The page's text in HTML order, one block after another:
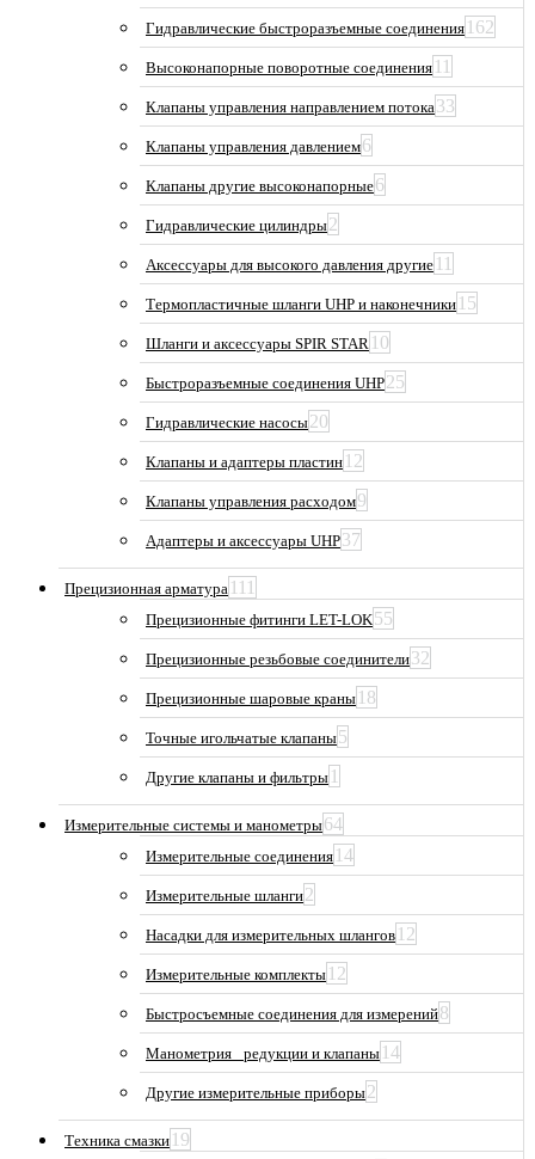
Гидравлические быстроразъемные соединения 162
Высоконапорные поворотные соединения 11
Клапаны управления направлением потока33
Клапаны управления давлением6
Клапаны другие высоконапорные6
Гидравлические цилиндры2
Аксессуары для высокого давления другие 11
Термопластичные шланги UHP и наконечники 15
Шланги и аксессуары SPIR STAR 10
Быстроразъемные соединения UHP25
Гидравлические насосы20
Клапаны и адаптеры пластин 12
Клапаны управления расходом9
Адаптеры и аксессуары UHP37
Прецизионная арматура 111
Прецизионные фитинги LET-LOK55
Прецизионные резьбовые соединители32
Прецизионные шаровые краны 18
Точные игольчатые клапаны5
Другие клапаны и фильтры 1
Измерительные системы и манометры64
Измерительные соединения 14
Измерительные шланги2
Насадки для измерительных шлангов 12
Измерительные комплекты 12
Быстросъемные соединения для измерений8
Манометрия_ редукции и клапаны 14
Другие измерительные приборы2
Техника смазки 19